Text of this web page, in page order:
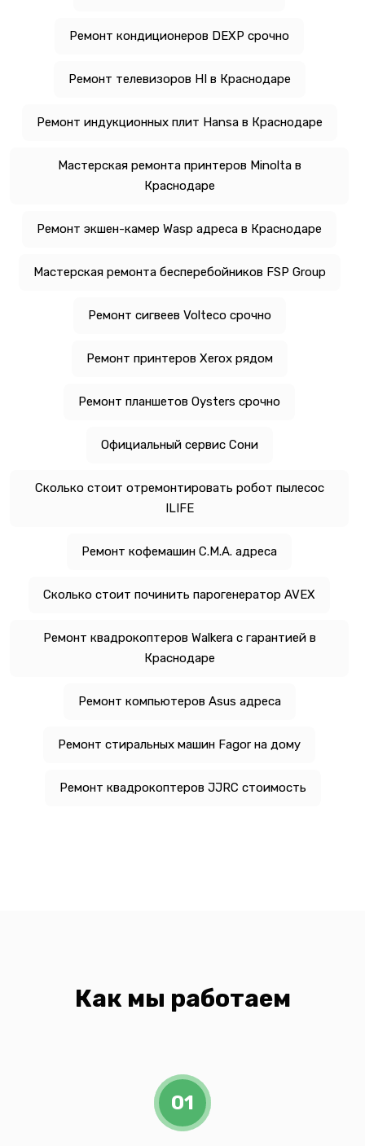
Ремонт кондиционеров DEXP срочно
Ремонт телевизоров HI в Краснодаре
Ремонт индукционных плит Hansa в Краснодаре
Мастерская ремонта принтеров Minolta в
Краснодаре
Ремонт экшен-камер Wasp адреса в Краснодаре
Мастерская ремонта бесперебойников FSP Group
Ремонт сигвеев Volteco срочно
Ремонт принтеров Xerox рядом
Ремонт планшетов Oysters срочно
Официальный сервис Сони
Сколько стоит отремонтировать робот пылесос
ILIFE
Ремонт кофемашин C.M.A. адреса
Сколько стоит починить парогенератор AVEX
Ремонт квадрокоптеров Walkera с гарантией в
Краснодаре
Ремонт компьютеров Asus адреса
Ремонт стиральных машин Fagor на дому
Ремонт квадрокоптеров JJRC стоимость
Как мы работаем
01